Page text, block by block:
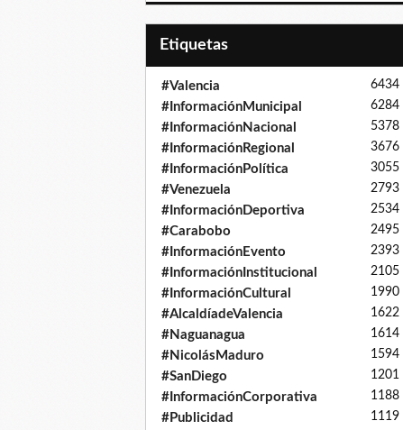
Etiquetas
#Valencia 6434
#InformaciónMunicipal 6284
#InformaciónNacional 5378
#InformaciónRegional 3676
#InformaciónPolítica 3055
#Venezuela 2793
#InformaciónDeportiva 2534
#Carabobo 2495
#InformaciónEvento 2393
#InformaciónInstitucional 2105
#InformaciónCultural 1990
#AlcaldíadeValencia 1622
#Naguanagua 1614
#NicolásMaduro 1594
#SanDiego 1201
#InformaciónCorporativa 1188
#Publicidad 1119